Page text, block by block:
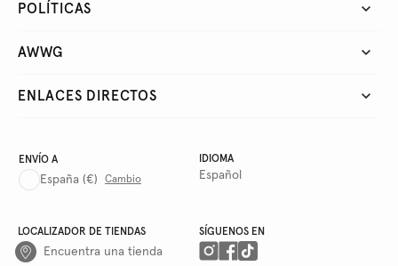
POLÍTICAS
AWWG
ENLACES DIRECTOS
ENVÍO A
España (€) Cambio
IDIOMA
Español
LOCALIZADOR DE TIENDAS
Encuentra una tienda
SÍGUENOS EN